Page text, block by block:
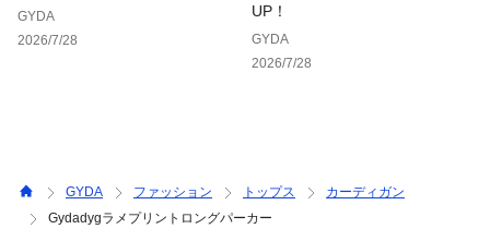
伸縮性：あり
生地の厚さ：普通
GYDA
2026/7/28
UP！
GYDA
2026/7/28
GYDA ファッション トップス
カーディガン
Gydadygラメプリントロングパーカー